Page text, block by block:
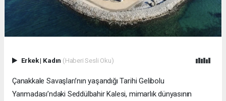
Erkek| Kadın (Haberi Sesli Oku)
Çanakkale Savaşları’nın yaşandığı Tarihi Gelibolu
Yarımadası’ndaki Seddülbahir Kalesi, mimarlık dünyasının